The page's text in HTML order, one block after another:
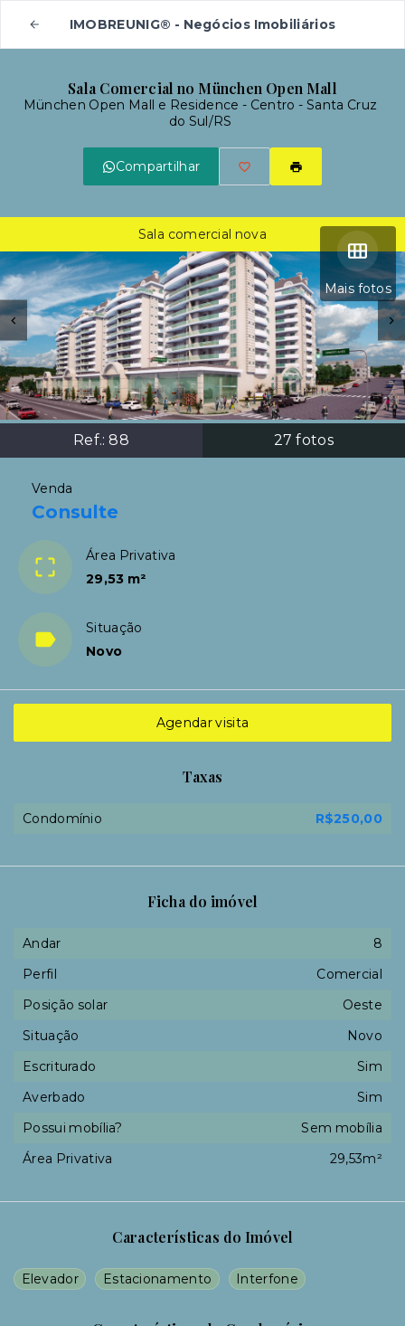
IMOBREUNIG® - Negócios Imobiliários
Sala Comercial no München Open Mall
München Open Mall e Residence - Centro - Santa Cruz
do Sul/RS
Compartilhar
Mais fotos
Ref.:88 27 fotos
Sala comercial nova
Venda
Consulte
Área Privativa
29,53 m²
Situação
Novo
Características do Imóvel
Elevador Estacionamento Interfone
Agendar visita
Taxas
Condomínio R$250,00
Ficha do imóvel
Andar
8
Perfil
Comercial
Posição solar
Oeste
Situação
Novo
Escriturado
Sim
Averbado
Sim
Possui mobília?
Sem mobília
Área Privativa
29,53m²